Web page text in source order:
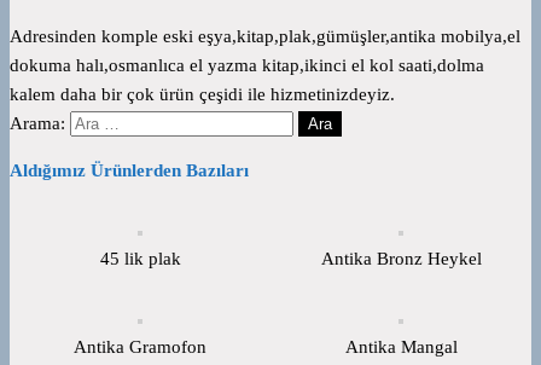
Adresinden komple eski eşya,kitap,plak,gümüşler,antika mobilya,el
dokuma halı,osmanlıca el yazma kitap,ikinci el kol saati,dolma
kalem daha bir çok ürün çeşidi ile hizmetinizdeyiz.
Arama:
Aldığımız Ürünlerden Bazıları
45 lik plak Antika Bronz Heykel
Antika Gramofon Antika Mangal